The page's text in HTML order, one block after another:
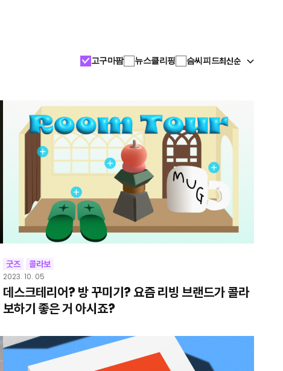
고구마팜 뉴스클리핑 슴씨피드최신순
굿즈 콜라보
2023. 10. 05
데스크테리어? 방 꾸미기? 요즘 리빙 브랜드가 콜라
보하기 좋은 거 아시죠?